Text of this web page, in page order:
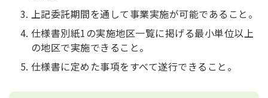
上記委託期間を通して事業実施が可能であること。
仕様書別紙1の実施地区一覧に掲げる最小単位以上
の地区で実施できること。
仕様書に定めた事項をすべて遂行できること。